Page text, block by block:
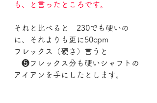
も、と言ったところです。
それと比べると　230でも硬いの
に、それよりも更に50cpm
フレックス（硬さ）言うと
❺フレックス分も硬いシャフトの
アイアンを手にしたとします。